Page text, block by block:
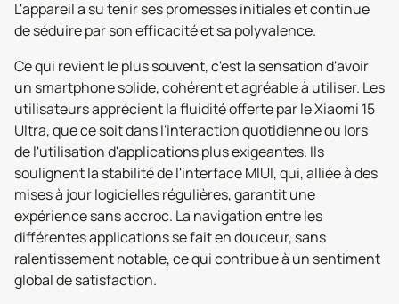
L'appareil a su tenir ses promesses initiales et continue
de séduire par son efficacité et sa polyvalence.
Ce qui revient le plus souvent, c'est la sensation d'avoir
un smartphone solide, cohérent et agréable à utiliser. Les
utilisateurs apprécient la fluidité offerte par le Xiaomi 15
Ultra, que ce soit dans l'interaction quotidienne ou lors
de l'utilisation d'applications plus exigeantes. Ils
soulignent la stabilité de l'interface MIUI, qui, alliée à des
mises à jour logicielles régulières, garantit une
expérience sans accroc. La navigation entre les
différentes applications se fait en douceur, sans
ralentissement notable, ce qui contribue à un sentiment
global de satisfaction.